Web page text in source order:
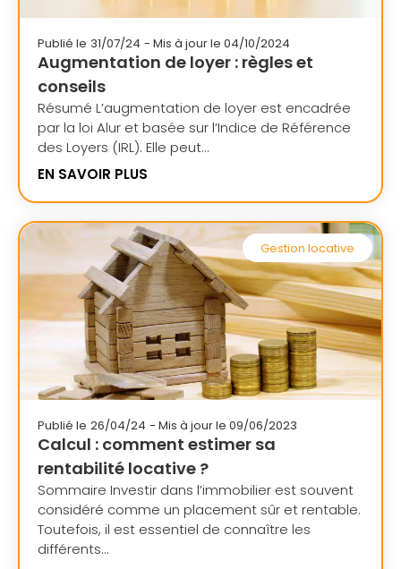
Publié le 31/07/24 - Mis à jour le 04/10/2024
Augmentation de loyer : règles et
conseils
Résumé L’augmentation de loyer est encadrée
par la loi Alur et basée sur l’Indice de Référence
des Loyers (IRL). Elle peut...
EN SAVOIR PLUS
Gestion locative
Publié le 26/04/24 - Mis à jour le 09/06/2023
Calcul : comment estimer sa
rentabilité locative ?
Sommaire Investir dans l’immobilier est souvent
considéré comme un placement sûr et rentable.
Toutefois, il est essentiel de connaître les
différents...